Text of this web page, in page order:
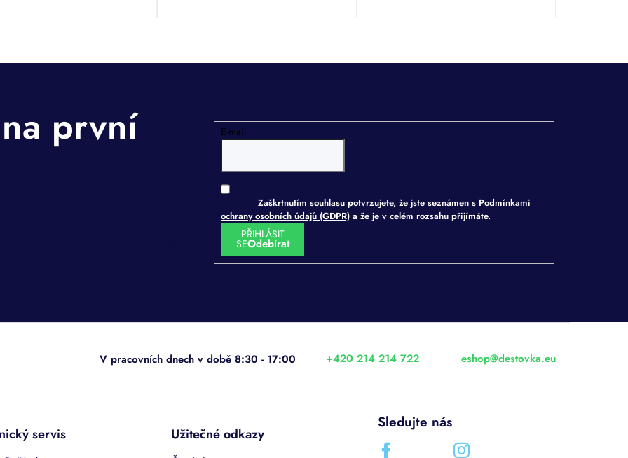
E-mail
Zaškrtnutím souhlasu potvrzujete, že jste seznámen s Podmínkami
ochrany osobních údajů (GDPR) a že je v celém rozsahu přijímáte.
PŘIHLÁSIT
SE
eshop@destovka.eu
+420 214 214 722
servis Užitečné odkazy
Sledujte nás